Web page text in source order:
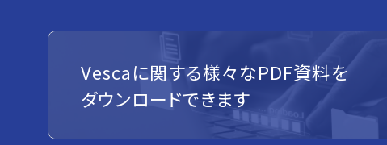
Vescaに関する様々なPDF資料を
ダウンロードできます